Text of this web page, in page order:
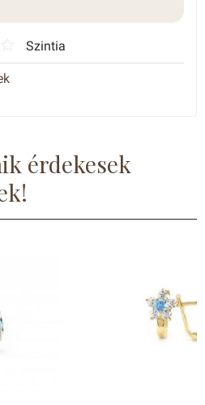
Szintia
érdekesek